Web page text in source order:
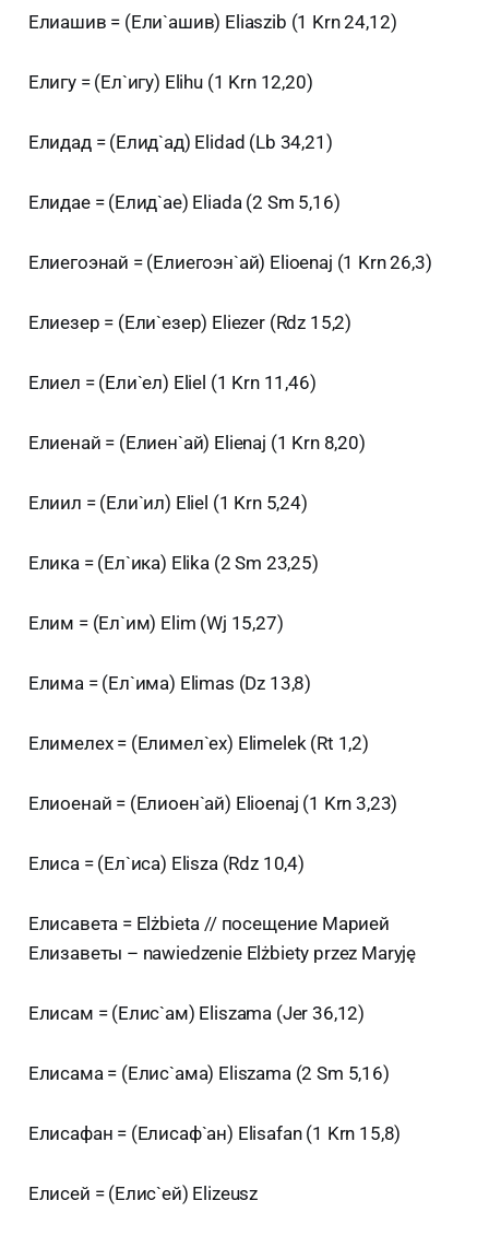
Елиашив = (Ели`ашив) Eliaszib (1 Krn 24,12)
Елигу = (Ел`игу) Elihu (1 Krn 12,20)
Елидад = (Елид`ад) Elidad (Lb 34,21)
Елидае = (Елид`ае) Eliada (2 Sm 5,16)
Елиегоэнай = (Елиегоэн`ай) Elioenaj (1 Krn 26,3)
Елиезер = (Ели`езер) Eliezer (Rdz 15,2)
Елиел = (Ели`ел) Eliel (1 Krn 11,46)
Елиенай = (Елиен`ай) Elienaj (1 Krn 8,20)
Елиил = (Ели`ил) Eliel (1 Krn 5,24)
Елика = (Ел`ика) Elika (2 Sm 23,25)
Елим = (Ел`им) Elim (Wj 15,27)
Елима = (Ел`има) Elimas (Dz 13,8)
Елимелех = (Елимел`ех) Elimelek (Rt 1,2)
Елиоенай = (Елиоен`ай) Elioenaj (1 Krn 3,23)
Елиса = (Ел`иса) Elisza (Rdz 10,4)
Елисавета = Elżbieta // посещение Марией
Елизаветы – nawiedzenie Elżbiety przez Maryję
Елисам = (Елис`ам) Eliszama (Jer 36,12)
Елисама = (Елис`ама) Eliszama (2 Sm 5,16)
Елисафан = (Елисаф`ан) Elisafan (1 Krn 15,8)
Елисей = (Елис`ей) Elizeusz